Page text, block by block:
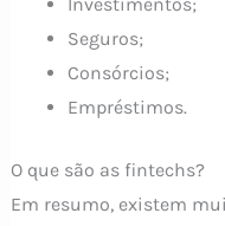
Seguros;
Consórcios;
Empréstimos.
O que são as fintechs?
Em resumo, existem